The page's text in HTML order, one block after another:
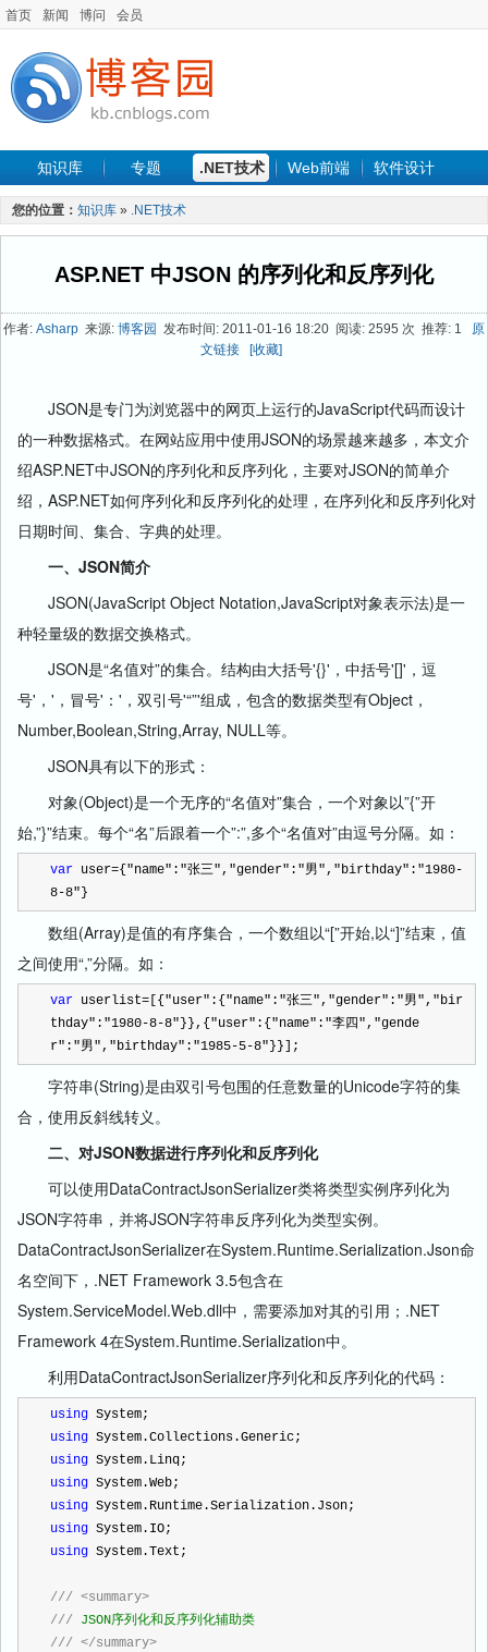
首页 新闻 博问 会员
知识库 专题 .NET技术 Web前端 软件设计
手机开发 软件工程
最新文章
您的位置： 知识库 » .NET技术
ASP.NET 中JSON 的序列化和反序列化
作者: Asharp 来源: 博客园 发布时间: 2011-01-16 18:20 阅读: 2595 次 推荐: 1 原
文链接
[收藏]
JSON是专门为浏览器中的网页上运行的JavaScript代码而设计
的一种数据格式。在网站应用中使用JSON的场景越来越多，本文介
绍ASP.NET中JSON的序列化和反序列化，主要对JSON的简单介
绍，ASP.NET如何序列化和反序列化的处理，在序列化和反序列化对
日期时间、集合、字典的处理。
一、JSON简介
JSON(JavaScript Object Notation,JavaScript对象表示法)是一
种轻量级的数据交换格式。
JSON是“名值对”的集合。结构由大括号'{}'，中括号'[]'，逗
号'，'，冒号'：'，双引号'“”'组成，包含的数据类型有Object，
Number,Boolean,String,Array, NULL等。
JSON具有以下的形式：
对象(Object)是一个无序的“名值对”集合，一个对象以”{”开
始,”}”结束。每个“名”后跟着一个”:”,多个“名值对”由逗号分隔。如：
var user={ "name" : "张三", "gender" : "男", "birthday" : "1980-
8-8" }
数组(Array)是值的有序集合，一个数组以“[”开始,以“]”结束，值
之间使用“,”分隔。如：
var userlist= [{ "user" :{ "name" : "张三", "gender" : "男", "bir
thday" : "1980-8-8" }},{ "user" :{ "name" : "李四 ", "gende
r" : "男", "birthday" : "1985-5-8" }}];
字符串(String)是由双引号包围的任意数量的Unicode字符的集
合，使用反斜线转义。
二、对JSON数据进行序列化和反序列化
可以使用DataContractJsonSerializer类将类型实例序列化为
JSON字符串，并将JSON字符串反序列化为类型实例。
DataContractJsonSerializer在System.Runtime.Serialization.Json命
名空间下，.NET Framework 3.5包含在
System.ServiceModel.Web.dll中，需要添加对其的引用；.NET
Framework 4在System.Runtime.Serialization中。
利用DataContractJsonSerializer序列化和反序列化的代码：
using System;
using System.Collections.Generic;
using System.Linq;
using System.Web;
using System.Runtime.Serialization.Json;
using System.IO;
using System.Text;
/// <summary>
/// JSON序列化和反序列化辅助类
/// </summary>